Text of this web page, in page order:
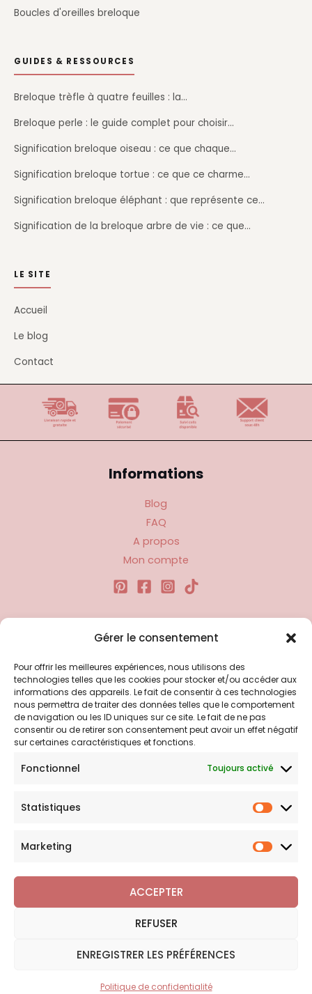
Gérer le consentement
Pour offrir les meilleures expériences, nous utilisons des
technologies telles que les cookies pour stocker et/ou accéder aux
informations des appareils. Le fait de consentir à ces technologies
nous permettra de traiter des données telles que le comportement
de navigation ou les ID uniques sur ce site. Le fait de ne pas
consentir ou de retirer son consentement peut avoir un effet négatif
sur certaines caractéristiques et fonctions.
Fonctionnel Toujours activé
Statistiques
Marketing
ACCEPTER
REFUSER
ENREGISTRER LES PRÉFÉRENCES
Politique de confidentialité
Boucles d'oreilles breloque
GUIDES & RESSOURCES
Breloque trèfle à quatre feuilles : la…
Breloque perle : le guide complet pour choisir…
Signification breloque oiseau : ce que chaque…
Signification breloque tortue : ce que ce charme…
Signification breloque éléphant : que représente ce…
Signification de la breloque arbre de vie : ce que…
LE SITE
Accueil
Le blog
Contact
Informations
Blog
FAQ
A propos
Mon compte
Liens utiles
Politique d’expédition
Politique de confidentialité
Politique de remboursements
Conditions générales de vente et d’utilisation
Bijoux Breloque est votre boutique en ligne de référence sur
bijoux ou une demande sur votre commande,
contactez-
Copyright © 2026 Bijoux Breloque